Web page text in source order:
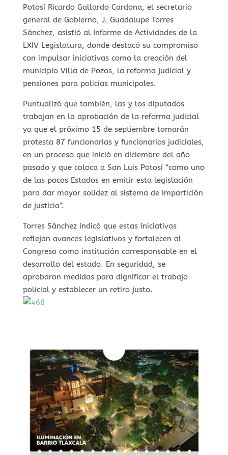
Potosí Ricardo Gallardo Cardona, el secretario
general de Gobierno, J. Guadalupe Torres
Sánchez, asistió al Informe de Actividades de la
LXIV Legislatura, donde destacó su compromiso
con impulsar iniciativas como la creación del
municipio Villa de Pozos, la reforma judicial y
pensiones para policías municipales.
Puntualizó que también, las y los diputados
trabajan en la aprobación de la reforma judicial
ya que el próximo 15 de septiembre tomarán
protesta 87 funcionarias y funcionarios judiciales,
en un proceso que inició en diciembre del año
pasado y que coloca a San Luis Potosí “como uno
de las pocos Estados en emitir esta legislación
para dar mayor solidez al sistema de impartición
de justicia”.
Torres Sánchez indicó que estas iniciativas
reflejan avances legislativos y fortalecen al
Congreso como institución corresponsable en el
desarrollo del estado. En seguridad, se
aprobaron medidas para dignificar el trabajo
policial y establecer un retiro justo.